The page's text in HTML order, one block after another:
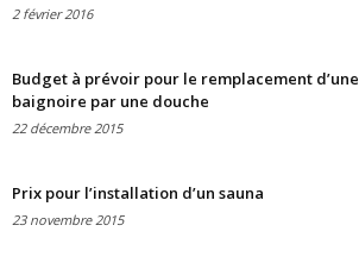
2 février 2016
Budget à prévoir pour le remplacement d’une
baignoire par une douche
22 décembre 2015
Prix pour l’installation d’un sauna
23 novembre 2015